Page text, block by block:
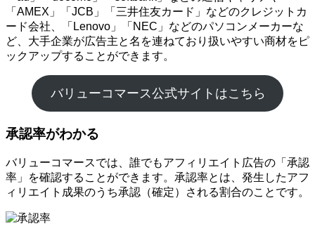
「AMEX」「JCB」「三井住友カード」などのクレジットカ
ード会社、「Lenovo」「NEC」などのパソコンメーカーな
ど、大手企業が広告主と名を連ねており扱いやすい商材をピ
ックアップすることができます。
バリューコマース公式サイトはこちら
承認率がわかる
バリューコマースでは、誰でもアフィリエイト広告の「承認
率」を確認することができます。承認率とは、発生したアフ
ィリエイト成果のうち承認（確定）される割合のことです。